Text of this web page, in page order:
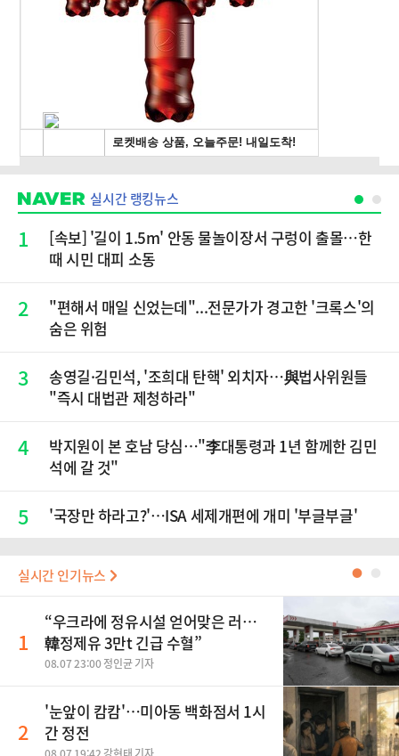
실시간 랭킹뉴스
1
[속보] '길이 1.5m' 안동 물놀이장서 구렁이 출몰…한
때 시민 대피 소동
2
"편해서 매일 신었는데"...전문가가 경고한 '크록스'의
숨은 위험
3
송영길·김민석, '조희대 탄핵' 외치자…與법사위원들
"즉시 대법관 제청하라"
4
박지원이 본 호남 당심…"李대통령과 1년 함께한 김민
석에 갈 것"
5 '국장만 하라고?'…ISA 세제개편에 개미 '부글부글'
실시간 인기뉴스 ●
1
“우크라에 정유시설 얻어맞은 러…
韓정제유 3만t 긴급 수혈”
08.07 23:00 정인균 기자
2
'눈앞이 캄캄'…미아동 백화점서 1시
간 정전